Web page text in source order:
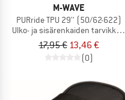
M-WAVE
PURride TPU 29'' (50/62-622)
Ulko- ja sisärenkaiden tarvikkeet
17,95 € 13,46 €
(0)